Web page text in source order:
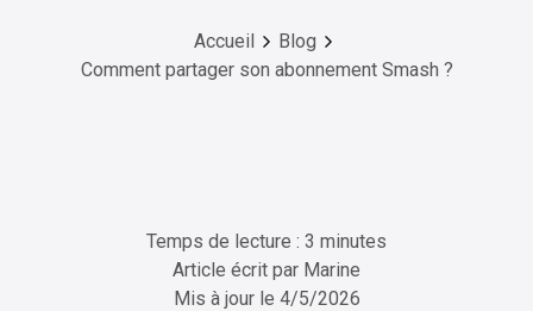
Accueil
Blog
Comment partager son abonnement Smash ?
Temps de lecture : 3 minutes
Article écrit par Marine
Mis à jour le 4/5/2026